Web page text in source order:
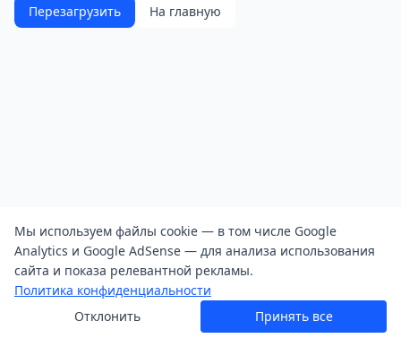
Перезагрузить На главную
Мы используем файлы cookie — в том числе Google
Analytics и Google AdSense — для анализа использования
сайта и показа релевантной рекламы.
Политика конфиденциальности
Отклонить
Принять все